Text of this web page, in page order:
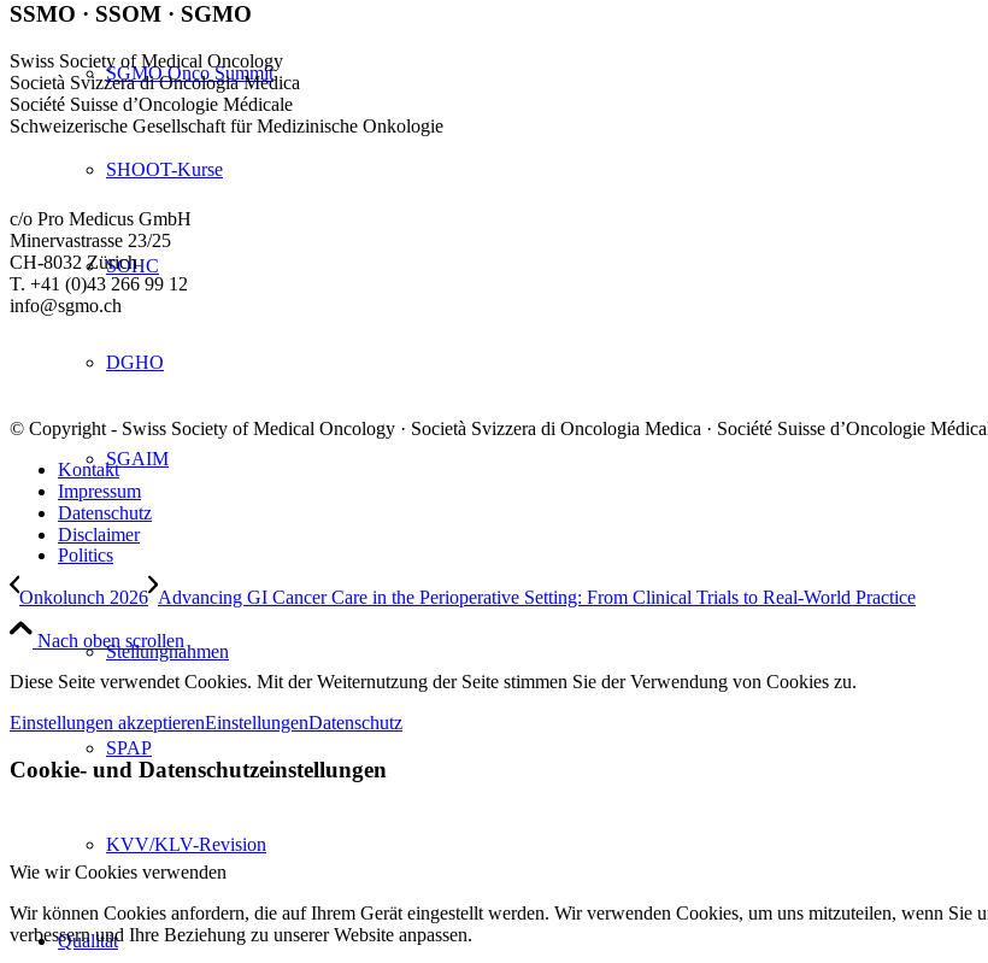
SGMO Onco Summit
SHOOT-Kurse
SOHC
DGHO
SGAIM
Politics
Stellungnahmen
SPAP
KVV/KLV-Revision
Qualität
SSMO · SSOM · SGMO
Swiss Society of Medical Oncology
Società Svizzera di Oncologia Medica
Société Suisse d’Oncologie Médicale
Schweizerische Gesellschaft für Medizinische Onkologie
c/o Pro Medicus GmbH
Minervastrasse 23/25
CH-8032 Zürich
T. +41 (0)43 266 99 12
info@sgmo.ch
© Copyright - Swiss Society of Medical Oncology · Società Svizzera di Oncologia Medica · Société Suisse d’Oncologie
Kontakt
Impressum
Datenschutz
Disclaimer
Onkolunch 2026 Advancing GI Cancer Care in the Perioperative Setting: From Clinical Trials to Real-World Practice
Nach oben scrollen
Diese Seite verwendet Cookies. Mit der Weiternutzung der Seite stimmen Sie der Verwendung von Cookies zu.
Einstellungen akzeptierenEinstellungenDatenschutz
Cookie- und Datenschutzeinstellungen
Wie wir Cookies verwenden
Wir können Cookies anfordern, die auf Ihrem Gerät eingestellt werden. Wir verwenden Cookies, um uns mitzuteilen, wenn Sie
verbessern und Ihre Beziehung zu unserer Website anpassen.